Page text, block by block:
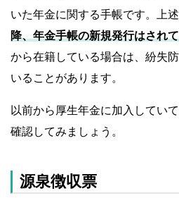
いた年金に関する手帳です。上述
降、年金手帳の新規発行はされ
から在籍している場合は、紛失
いることがあります。
以前から厚生年金に加入してい
確認してみましょう。
源泉徴収票